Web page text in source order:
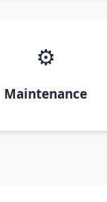
⚙️
Maintenance